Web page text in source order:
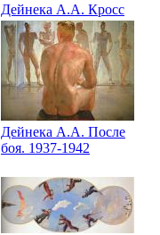
Дейнека А.А. Кросс
красноармейцев.
Эскиз росписи
плафона для здания
Центрального театра
Красной Армии.
Москва.1937
Дейнека А.А. После
боя. 1937-1942